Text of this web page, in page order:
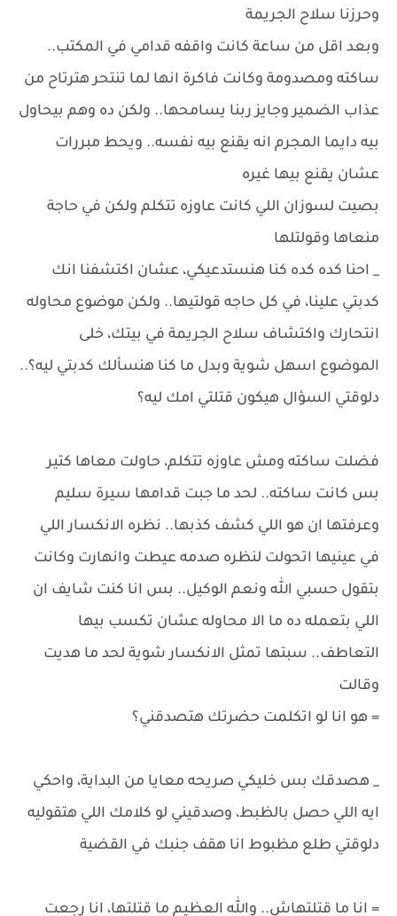
وحرزنا سلاح الجريمة
وبعد اقل من ساعة كانت واقفه قدامي في المكتب..
ساكته ومصدومة وكانت فاكرة انها لما تنتحر هترتاح من
عذاب الضمير وجايز ربنا يسامحها.. ولكن ده وهم بيحاول
بيه دايما المجرم انه يقنع بيه نفسه.. ويحط مبررات
عشان يقنع بيها غيره
بصيت لسوزان اللي كانت عاوزه تتكلم ولكن في حاجة
منعاها وقولتلها
_ احنا كده كده كنا هنستدعيكي، عشان اكتشفنا انك
كدبتي علينا، في كل حاجه قولتيها.. ولكن موضوع محاوله
انتحارك واكتشاف سلاح الجريمة في بيتك، خلى
الموضوع اسهل شوية وبدل ما كنا هنسألك كدبتي ليه؟..
دلوقتي السؤال هيكون قتلتي امك ليه؟
فضلت ساكته ومش عاوزه تتكلم، حاولت معاها كتير
بس كانت ساكته.. لحد ما جبت قدامها سيرة سليم
وعرفتها ان هو اللي كشف كذبها.. نظره الانكسار اللي
في عينيها اتحولت لنظره صدمه عيطت وانهارت وكانت
بتقول حسبي الله ونعم الوكيل.. بس انا كنت شايف ان
اللي بتعمله ده ما الا محاوله عشان تكسب بيها
التعاطف.. سبتها تمثل الانكسار شوية لحد ما هديت
وقالت
= هو انا لو اتكلمت حضرتك هتصدقني؟
_ هصدقك بس خليكي صريحه معايا من البداية، واحكي
ايه اللي حصل بالظبط، وصدقيني لو كلامك اللي هتقوليه
دلوقتي طلع مظبوط انا هقف جنبك في القضية
= انا ما قتلتهاش.. والله العظيم ما قتلتها، انا رجعت